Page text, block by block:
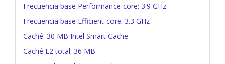
Frecuencia base Performance-core: 3.9 GHz
Frecuencia base Efficient-core: 3.3 GHz
Caché: 30 MB Intel Smart Cache
Caché L2 total: 36 MB